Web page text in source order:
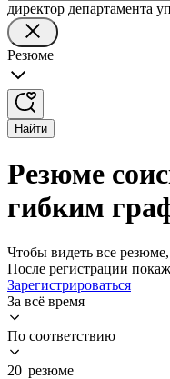
директор департамента
Резюме
Найти
Резюме
гибким
Чтобы видеть все резюме,
После регистрации
Зарегистрироваться
За всё время
По соответствию
20 резюме